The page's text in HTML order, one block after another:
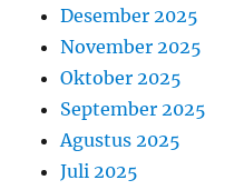
Desember 2025
November 2025
Oktober 2025
September 2025
Agustus 2025
Juli 2025